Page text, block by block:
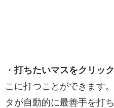
・打ちたいマスをクリッ
こに打つことができます
タが自動的に最善手を打ち